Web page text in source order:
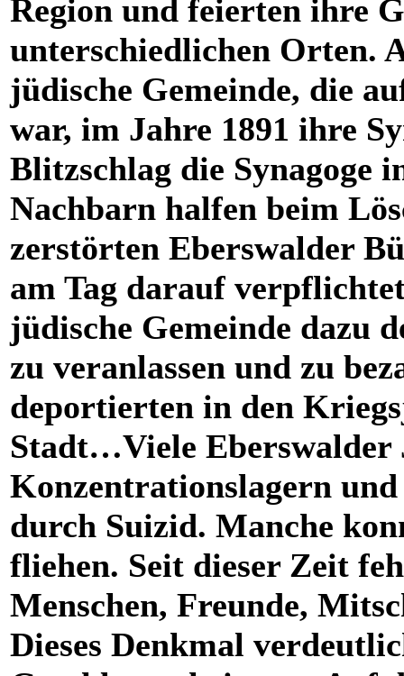
Region und feierten ihre
unterschiedlichen Orten.
jüdische Gemeinde, die
war, im Jahre 1891 ihre
Blitzschlag die Synagoge
Nachbarn halfen beim
zerstörten Eberswalder
am Tag darauf
jüdische Gemeinde dazu
zu veranlassen und zu
deportierten in den
Stadt…Viele Eberswalder
Konzentrationslagern und
durch Suizid. Manche
fliehen. Seit dieser Zeit
Menschen, Freunde,
Dieses Denkmal